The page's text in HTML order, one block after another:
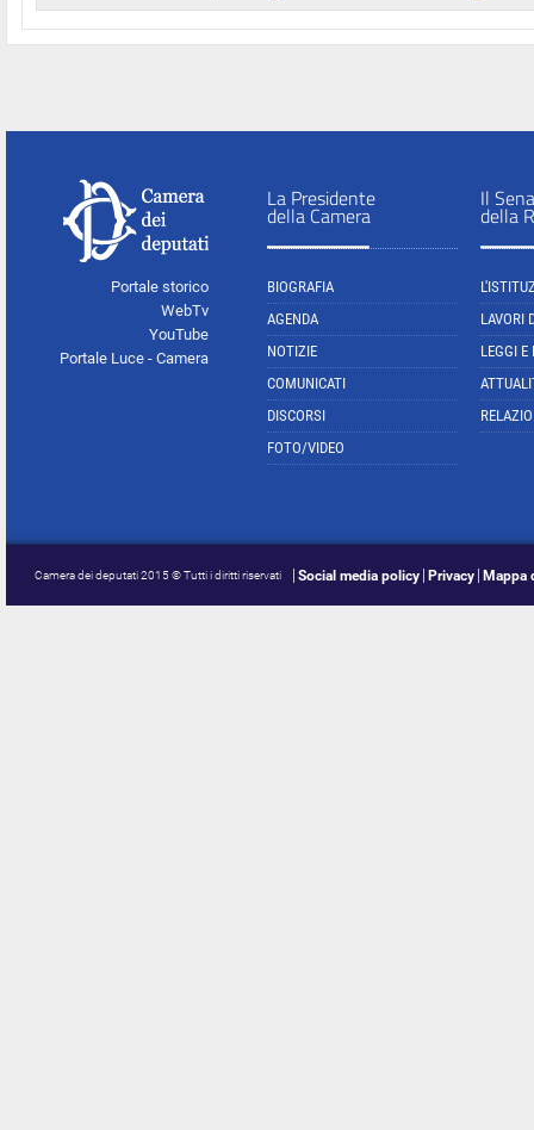
Portale storico
WebTv
YouTube
Portale Luce - Camera
La Presidente
della Camera
BIOGRAFIA
AGENDA
NOTIZIE
COMUNICATI
DISCORSI
FOTO/VIDEO
Il
della
LAVORI
LEGGI E
Camera dei deputati 2015 © Tutti i diritti riservati Social media policy Privacy Mappa